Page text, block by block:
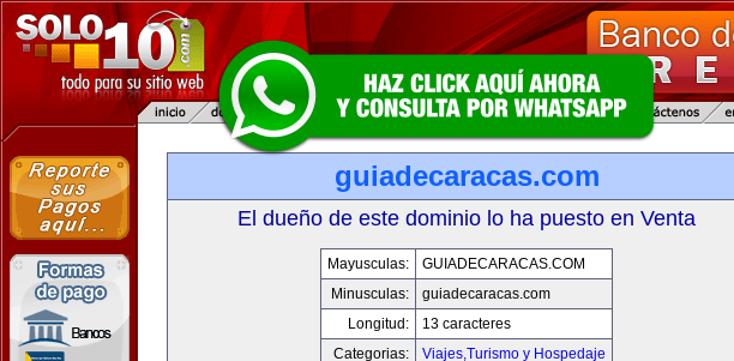
guiadecaracas.com
El dueño de este dominio lo ha puesto en Venta
Mayusculas:
GUIADECARACAS.COM
Minusculas:
guiadecaracas.com
Longitud:
13 caracteres
Categorias:
Viajes,Turismo y Hospedaje